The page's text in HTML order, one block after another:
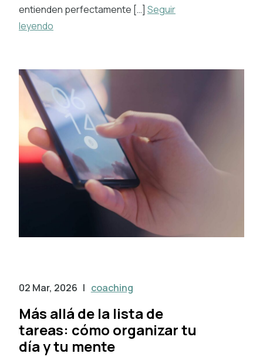
entienden perfectamente […] Seguir
leyendo
02 Mar, 2026 | coaching
Más allá de la lista de
tareas: cómo organizar tu
día y tu mente